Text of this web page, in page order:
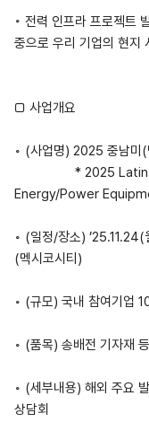
◦ 전력 인프라 프로젝트
중으로 우리 기업의 현지
□ 사업개요
◦ (사업명) 2025 중남미(
* 2025 Latin
Energy/Power
◦ (일정/장소)
(멕시코시티)
◦ (규모) 국내 참여기업
◦ (품목) 송배전 기자재
◦ (세부내용) 해외 주요
상담회